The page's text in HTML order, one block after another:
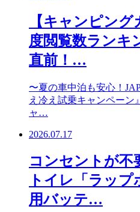
【キャンピング
度閲覧数ランキ
直前！…
〜夏の車中泊も安心！
え冷え試乗キャンペー
ャ…
2026.07.17
コンセントが不
トイレ「ラッ
用バッテ…